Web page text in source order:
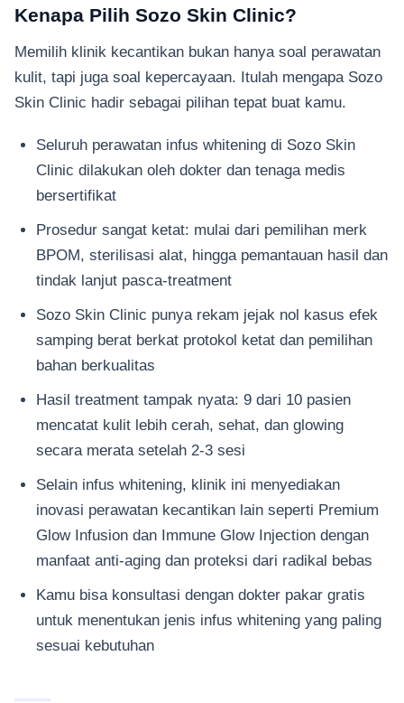
Kenapa Pilih Sozo Skin Clinic?
Memilih klinik kecantikan bukan hanya soal perawatan
kulit, tapi juga soal kepercayaan. Itulah mengapa Sozo
Skin Clinic hadir sebagai pilihan tepat buat kamu.
Seluruh perawatan infus whitening di Sozo Skin
Clinic dilakukan oleh dokter dan tenaga medis
bersertifikat
Prosedur sangat ketat: mulai dari pemilihan merk
BPOM, sterilisasi alat, hingga pemantauan hasil dan
tindak lanjut pasca-treatment
Sozo Skin Clinic punya rekam jejak nol kasus efek
samping berat berkat protokol ketat dan pemilihan
bahan berkualitas
Hasil treatment tampak nyata: 9 dari 10 pasien
mencatat kulit lebih cerah, sehat, dan glowing
secara merata setelah 2-3 sesi
Selain infus whitening, klinik ini menyediakan
inovasi perawatan kecantikan lain seperti Premium
Glow Infusion dan Immune Glow Injection dengan
manfaat anti-aging dan proteksi dari radikal bebas
Kamu bisa konsultasi dengan dokter pakar gratis
untuk menentukan jenis infus whitening yang paling
sesuai kebutuhan